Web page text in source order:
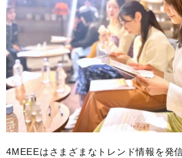
4MEEEはさまざまなトレンド情報を発